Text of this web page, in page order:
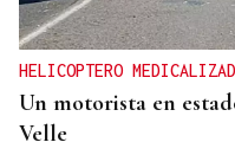
HELICOPTERO
Un motorista en
Velle